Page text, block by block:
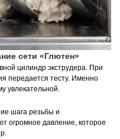
сети «Глютен»
цилиндр экструдера. При
передается тесту. Именно
увлекательной.
шага резьбы и
огромное давление, которое